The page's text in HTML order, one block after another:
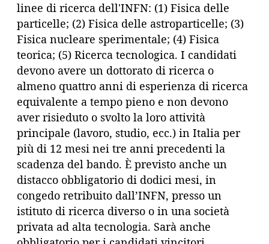
linee di ricerca dell'INFN: (1) Fisica delle
particelle; (2) Fisica delle astroparticelle; (3)
Fisica nucleare sperimentale; (4) Fisica
teorica; (5) Ricerca tecnologica. I candidati
devono avere un dottorato di ricerca o
almeno quattro anni di esperienza di ricerca
equivalente a tempo pieno e non devono
aver risieduto o svolto la loro attività
principale (lavoro, studio, ecc.) in Italia per
più di 12 mesi nei tre anni precedenti la
scadenza del bando. È previsto anche un
distacco obbligatorio di dodici mesi, in
congedo retribuito dall’INFN, presso un
istituto di ricerca diverso o in una società
privata ad alta tecnologia. Sarà anche